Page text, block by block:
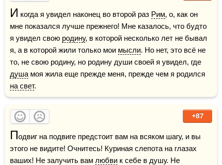
И когда я увидел наконец во второй раз Рим, о, как он
мне показался лучше прежнего! Мне казалось, что будто
я увидел свою родину, в которой несколько лет не бывал
я, а в которой жили только мои мысли. Но нет, это всё не
душа
на свет.
+87
Подвиг на подвиге предстоит вам на всяком шагу, и вы
этого не видите! Очнитесь! Куриная слепота на глазах
ваших! Не залучить вам любви к себе в душу. Не